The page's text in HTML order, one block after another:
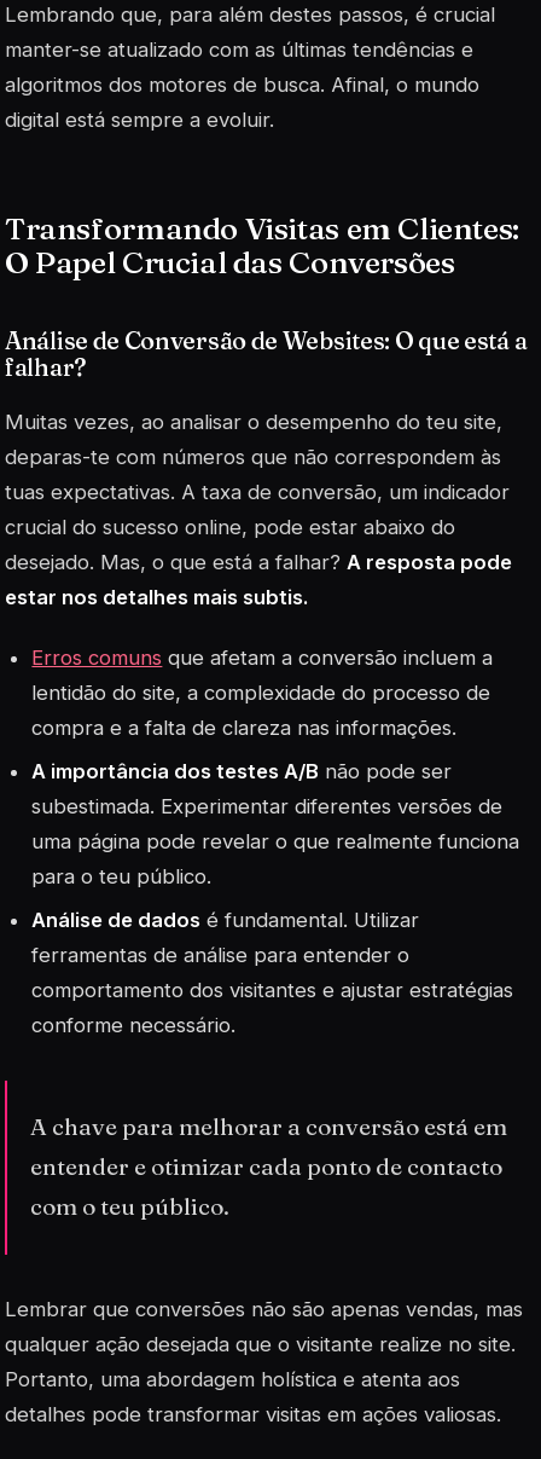
Lembrando que, para além destes passos, é crucial
manter-se atualizado com as últimas tendências e
algoritmos dos motores de busca. Afinal, o mundo
digital está sempre a evoluir.
Transformando Visitas em Clientes:
O Papel Crucial das Conversões
Análise de Conversão de Websites: O que está a
falhar?
Muitas vezes, ao analisar o desempenho do teu site,
deparas-te com números que não correspondem às
tuas expectativas. A taxa de conversão, um indicador
crucial do sucesso online, pode estar abaixo do
desejado. Mas, o que está a falhar? A resposta pode
estar nos detalhes mais subtis.
Erros comuns que afetam a conversão incluem a
lentidão do site, a complexidade do processo de
compra e a falta de clareza nas informações.
A importância dos testes A/B não pode ser
subestimada. Experimentar diferentes versões de
uma página pode revelar o que realmente funciona
para o teu público.
Análise de dados é fundamental. Utilizar
ferramentas de análise para entender o
comportamento dos visitantes e ajustar estratégias
conforme necessário.
A chave para melhorar a conversão está em
entender e otimizar cada ponto de contacto
com o teu público.
Lembrar que conversões não são apenas vendas, mas
qualquer ação desejada que o visitante realize no site.
Portanto, uma abordagem holística e atenta aos
detalhes pode transformar visitas em ações valiosas.